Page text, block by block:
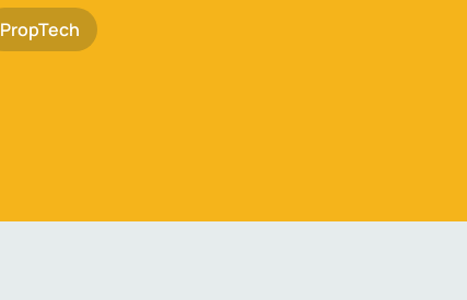
PropTech